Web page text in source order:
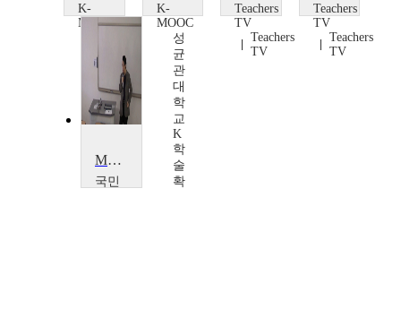
K-
MOOC
균
관
대
학
교
술
확
K-
MOOC
성
균
관
대
학
교
K
학
술
확
Teachers
TV
Teachers
TV
Teachers
TV
Teachers
TV
Modernism Study
국민